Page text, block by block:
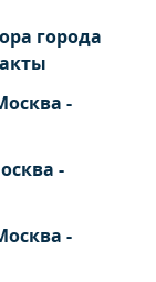
города
-
-
-